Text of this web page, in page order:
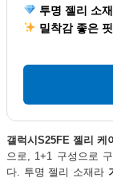
투명 젤리 소재
밀착감 좋은 핏
갤럭시S25FE 젤리 케
으로, 1+1 구성으로
다. 투명 젤리 소재라